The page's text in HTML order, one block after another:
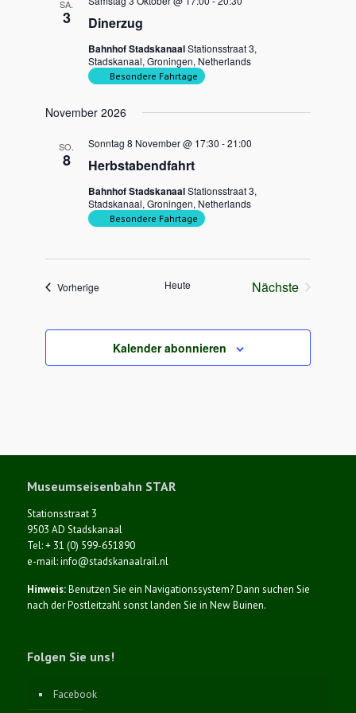
SA.
3 Dinerzug
Bahnhof StadskanaalStationsstraat 3,
Stadskanaal, Groningen, Netherlands
Besondere Fahrtage
November 2026
SO.
8 Herbstabendfahrt
Sonntag 8 November @ 17:30 -21:00
Bahnhof StadskanaalStationsstraat 3,
Stadskanaal, Groningen, Netherlands
Besondere Fahrtage
VorherigeVeranstaltungenHeute
Nächste
Kalender abonnieren
Museumseisenbahn STAR
Stationsstraat 3
9503 AD Stadskanaal
Tel: + 31 (0) 599-651890
e-mail: info@stadskanaalrail.nl
Hinweis:Benutzen Sie ein Navigationssystem? Dann suchen Sie
nach der Postleitzahl sonst landen Sie in New Buinen.
Folgen Sie uns!
Facebook